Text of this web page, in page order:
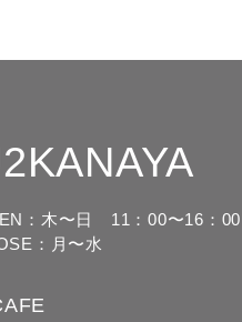
：木〜日 11：00〜16：00
：月〜水